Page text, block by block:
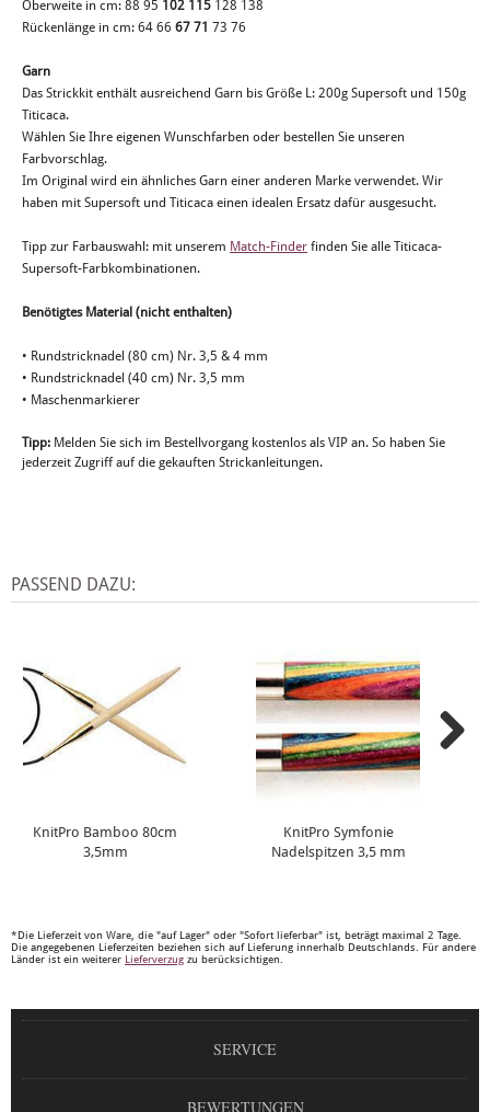
Oberweite in cm: 88 95 102 115 128 138
Rückenlänge in cm: 64 66 67 71 73 76
Garn
Das Strickkit enthält ausreichend Garn bis Größe L: 200g Supersoft und 150g
Titicaca.
Wählen Sie Ihre eigenen Wunschfarben oder bestellen Sie unseren
Farbvorschlag.
Im Original wird ein ähnliches Garn einer anderen Marke verwendet. Wir
haben mit Supersoft und Titicaca einen idealen Ersatz dafür ausgesucht.
Tipp zur Farbauswahl: mit unserem Match-Finder finden Sie alle Titicaca-
Supersoft-Farbkombinationen.
Benötigtes Material (nicht enthalten)
• Rundstricknadel (80 cm) Nr. 3,5 & 4 mm
• Rundstricknadel (40 cm) Nr. 3,5 mm
• Maschenmarkierer
Tipp: Melden Sie sich im Bestellvorgang kostenlos als VIP an. So haben Sie
jederzeit Zugriff auf die gekauften Strickanleitungen.
PASSEND DAZU:
KnitPro Bamboo 80cm
3,5mm
KnitPro Symfonie
Nadelspitzen 3,5 mm
*Die Lieferzeit von Ware, die "auf Lager" oder "Sofort lieferbar" ist, beträgt maximal 2 Tage.
Die angegebenen Lieferzeiten beziehen sich auf Lieferung innerhalb Deutschlands. Für andere
Länder ist ein weiterer Lieferverzug zu berücksichtigen.
SERVICE
BEWERTUNGEN